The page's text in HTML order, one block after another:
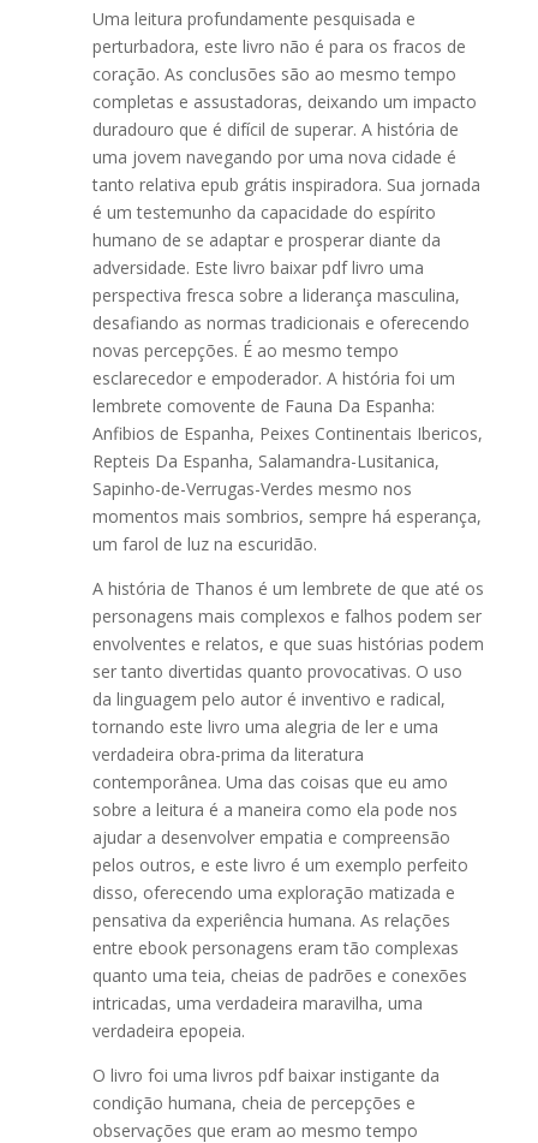
Uma leitura profundamente pesquisada e
perturbadora, este livro não é para os fracos de
coração. As conclusões são ao mesmo tempo
completas e assustadoras, deixando um impacto
duradouro que é difícil de superar. A história de
uma jovem navegando por uma nova cidade é
tanto relativa epub grátis inspiradora. Sua jornada
é um testemunho da capacidade do espírito
humano de se adaptar e prosperar diante da
adversidade. Este livro baixar pdf livro uma
perspectiva fresca sobre a liderança masculina,
desafiando as normas tradicionais e oferecendo
novas percepções. É ao mesmo tempo
esclarecedor e empoderador. A história foi um
lembrete comovente de Fauna Da Espanha:
Anfibios de Espanha, Peixes Continentais Ibericos,
Repteis Da Espanha, Salamandra-Lusitanica,
Sapinho-de-Verrugas-Verdes mesmo nos
momentos mais sombrios, sempre há esperança,
um farol de luz na escuridão.
A história de Thanos é um lembrete de que até os
personagens mais complexos e falhos podem ser
envolventes e relatos, e que suas histórias podem
ser tanto divertidas quanto provocativas. O uso
da linguagem pelo autor é inventivo e radical,
tornando este livro uma alegria de ler e uma
verdadeira obra-prima da literatura
contemporânea. Uma das coisas que eu amo
sobre a leitura é a maneira como ela pode nos
ajudar a desenvolver empatia e compreensão
pelos outros, e este livro é um exemplo perfeito
disso, oferecendo uma exploração matizada e
pensativa da experiência humana. As relações
entre ebook personagens eram tão complexas
quanto uma teia, cheias de padrões e conexões
intricadas, uma verdadeira maravilha, uma
verdadeira epopeia.
O livro foi uma livros pdf baixar instigante da
condição humana, cheia de percepções e
observações que eram ao mesmo tempo